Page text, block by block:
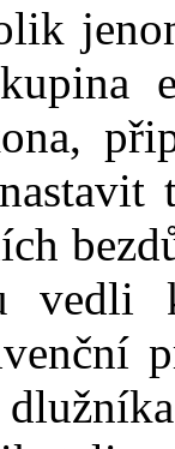
vedli